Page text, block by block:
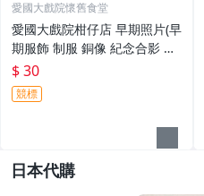
愛國大戲院懷舊食堂
愛國大戲院柑仔店 早期照片(早
期服飾 制服 銅像 紀念合影 現
況賣)K 766
$ 30
競標
日本代購